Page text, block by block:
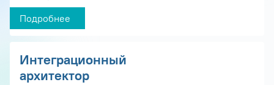
Подробнее
Интеграционный
архитектор